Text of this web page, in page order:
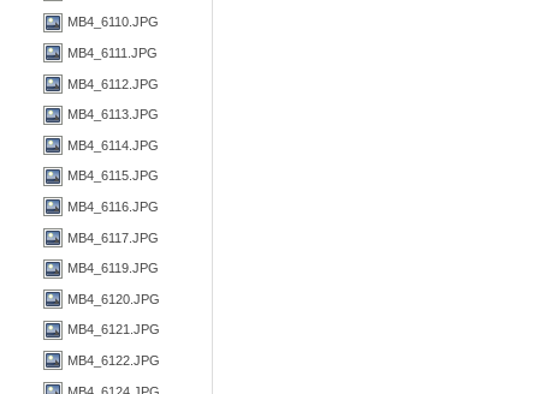
MB4_6110.JPG
MB4_6111.JPG
MB4_6112.JPG
MB4_6113.JPG
MB4_6114.JPG
MB4_6115.JPG
MB4_6116.JPG
MB4_6117.JPG
MB4_6119.JPG
MB4_6120.JPG
MB4_6121.JPG
MB4_6122.JPG